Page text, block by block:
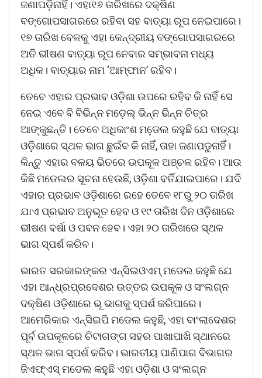
ଜଣାପଡ଼ିନାହିଁ। ଏହା୧୬ ତାରିଖରେ ଦକ୍ଷିଣ
ବଙ୍ଗୋପସାଗରରେ ରହିବା ସହ ବାତ୍ୟା ରୂପ ନେଇପାରେ।
୧୭ ତାରିଖ ବେଳକୁ ଏହା କେନ୍ଦ୍ରୀୟ ବଙ୍ଗୋପସାଗରରେ
ଅତି ଭୀଷଣ ବାତ୍ୟା ରୂପ ନେବାର ସମ୍ଭାବନା ମଧ୍ୟ
ଅଧିକ। ବାତ୍ୟାର ନାମ ‘ଆମ୍ଫାନ’ ରହିବ।
ତେବେ ଏହାର ପ୍ରଭାବ ଓଡ଼ିଶା ଉପରେ ରହିବ କି ନାହିଁ ସେ
ନେଇ ଏବେ ବି ବିଭିନ୍ନ ମଡ଼େଲ୍ ଭିନ୍ନ ଭିନ୍ନ ଚିତ୍ର
ଆଙ୍କୁଛନ୍ତି। ତେବେ ଅଧିକାଂଶ ମଡେ଼ଲ କହୁଛି ଯେ ବାତ୍ୟା
ଓଡ଼ିଶାରେ ସ୍ଥଳ ଭାଗ ଛୁଇଁବ କି ନାହିଁ, ତାହା ଜଣାପଡୁନାହିଁ।
କିନ୍ତୁ ଏହାର ବଳୟ ଭିତରେ ଉପକୂଳ ଅଞ୍ଚଳ ରହିବ। ଆଉ
କିଛି ମଡେଲର ସୂଚନା ହେଉଛି, ଓଡ଼ିଶା ବର୍ତିଯାଇପାରେ। ଯଦି
ଏହାର ପ୍ରଭାବ ଓଡ଼ିଶାରେ ରହେ ତେବେ ୧୮ରୁ ୨୦ ତାରିଖ
ଯାଏ ପ୍ରଭାବ ଅନୁଭୂତ ହେବ ଓ ୧୯ ତାରିଖ ଦିନ ଓଡ଼ିଶାରେ
ଭୀଷଣ ବର୍ଷା ଓ ପବନ ହେବ। ଏହା ୨୦ ତାରିଖରେ ସ୍ଥଳ
ଭାଗ ସ୍ପର୍ଶ କରିବ।
ଭାରତ ସରକାରଙ୍କର ଏନ୍‌ସିଇଓଏମ୍‌ ମଡେଲ କହୁଛି ଯେ
ଏହା ଆନ୍ଧ୍ରପ୍ରଦେଶର ଉତ୍ତର ଉପକୂଳ ଓ ସଂଲଗ୍ନ
ଦକ୍ଷିଣ ଓଡ଼ିଶାରେ ଭୂ ଭାଗକୁ ସ୍ପର୍ଶ କରିପାରେ।
ଆମେରିକାର ଏନ୍‌ସିଇପି ମଡେଲ କହୁଛି, ‌ଏହା ବାଂଲାଦେଶର
ପୂର୍ବ ଉପକୂଳରେ ଚିଟାଗଙ୍ଗ ସହର ପାଖାପାଖି ସ୍ଥାନରେ
ସ୍ଥଳ ଭାଗ ସ୍ପର୍ଶ କରିବ। ଭାରତୀୟ ପାଣିପାଗ ବିଭାଗର
ଜିଏଫ୍‌ଏସ୍‌ ମଡେଲ କହୁଛି ଏହା ଓଡ଼ିଶା ଓ ସଂଲଗ୍ନ